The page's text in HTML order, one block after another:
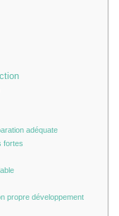
adéquate
fortes
propre développement